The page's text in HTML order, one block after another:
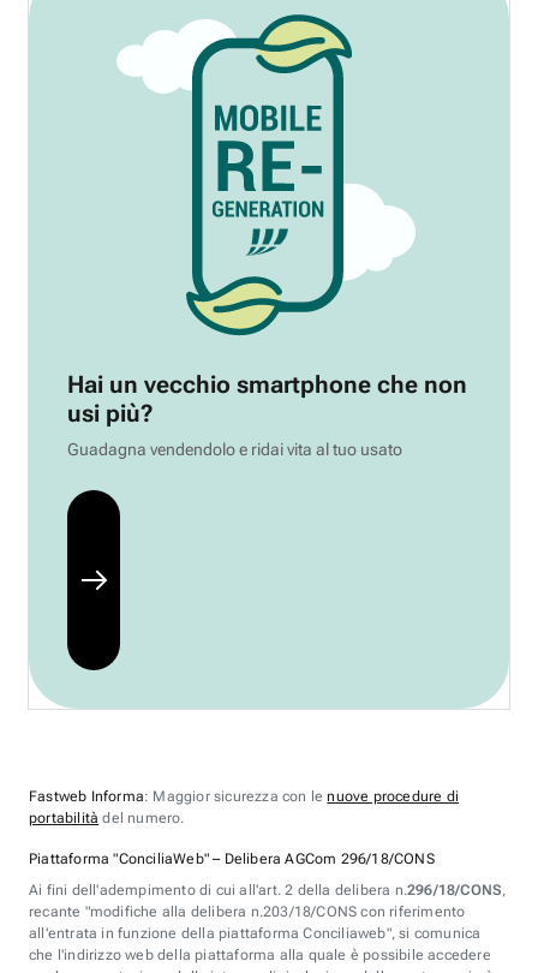
Hai un vecchio smartphone che non
usi più?
Guadagna vendendolo e ridai vita al tuo usato
Fastweb Informa: Maggior sicurezza con lenuove procedure di
portabilità del numero.
Piattaforma "ConciliaWeb" – Delibera AGCom 296/18/CONS
Ai fini dell'adempimento di cui all'art. 2 della delibera n.296/18/CONS,
recante "modifiche alla delibera n.203/18/CONS con riferimento
all'entrata in funzione della piattaforma Conciliaweb", si comunica
che l'indirizzo web della piattaforma alla quale è possibile accedere